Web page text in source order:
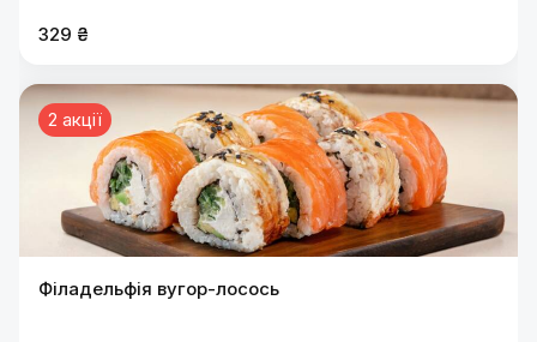
329 ₴
2 акції
Філадельфія вугор-лосось